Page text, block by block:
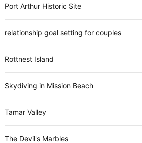
Port Arthur Historic Site
relationship goal setting for couples
Rottnest Island
Skydiving in Mission Beach
Tamar Valley
The Devil's Marbles